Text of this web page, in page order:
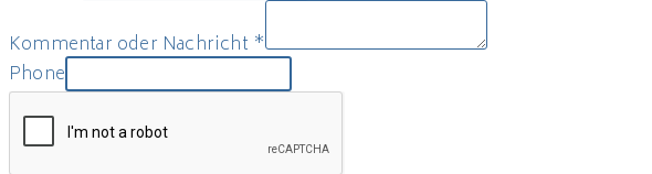
Kommentar oder Nachricht *
Phone